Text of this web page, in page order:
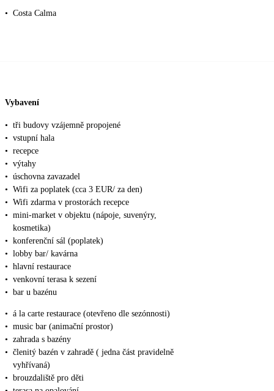
• Costa Calma
Vybavení
• tři budovy vzájemně propojené
• vstupní hala
• recepce
• výtahy
• úschovna zavazadel
• Wifi za poplatek (cca 3 EUR/ za den)
• Wifi zdarma v prostorách recepce
• mini-market v objektu (nápoje, suvenýry,
kosmetika)
• konferenční sál (poplatek)
• lobby bar/ kavárna
• hlavní restaurace
• venkovní terasa k sezení
• bar u bazénu
• á la carte restaurace (otevřeno dle sezónnosti)
• music bar (animační prostor)
• zahrada s bazény
• členitý bazén v zahradě ( jedna část pravidelně
vyhřívaná)
• brouzdaliště pro děti